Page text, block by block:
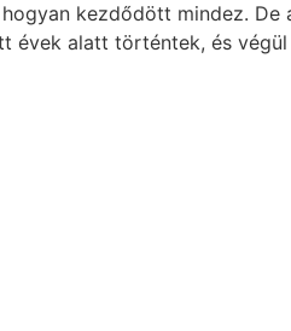
kezdődött mindez. De
évek alatt történtek, és